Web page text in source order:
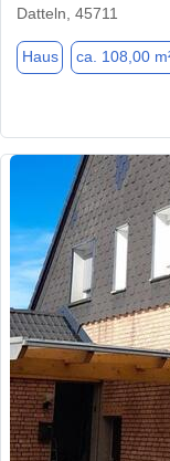
Datteln, 45711
Haus ca. 108,00